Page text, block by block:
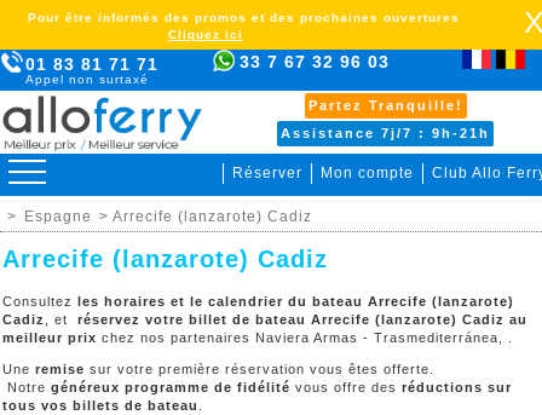
01 83 81 71 71
Appel non surtaxé
33 7 67 32 96 03
Partez Tranquille!
Assistance 7j/7 : 9h-21h
Réserver Mon compte Club Allo
Pour être informés des promos et des prochaines ouvertures
Cliquez ici
> Espagne > Arrecife (lanzarote) Cadiz
Arrecife (lanzarote) Cadiz
Consultez les horaires et le calendrier du bateau Arrecife (lanzarote)
Cadiz
, et réservez votre billet de bateau Arrecife (lanzarote) Cadiz au
meilleur prix chez nos partenaires Naviera Armas - Trasmediterránea, .
Une remise sur votre première réservation vous êtes offerte.
Notre généreux programme de fidélité vous offre des réductions sur
tous vos billets de bateau